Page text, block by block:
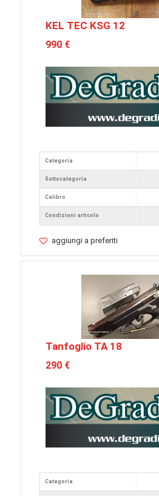
KEL TEC KSG 12
990 €
Categoria
Sottocategoria
Calibro
Condizioni articolo
aggiungi a preferiti
Tanfoglio TA 18
290 €
Categoria